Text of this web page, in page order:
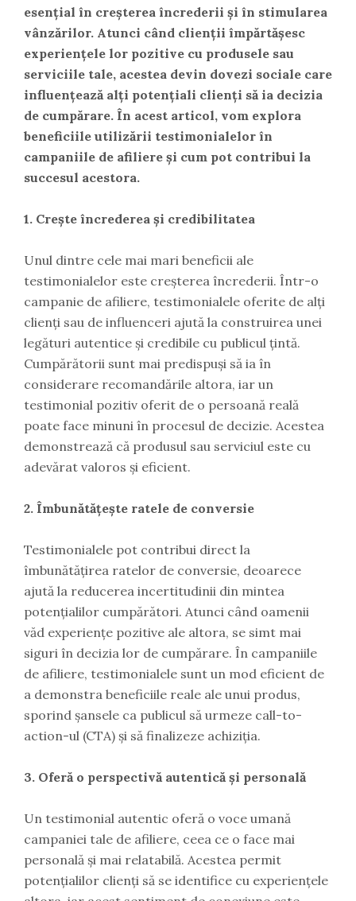
esențial în creșterea încrederii și în stimularea
vânzărilor. Atunci când clienții împărtășesc
experiențele lor pozitive cu produsele sau
serviciile tale, acestea devin dovezi sociale care
influențează alți potențiali clienți să ia decizia
de cumpărare. În acest articol, vom explora
beneficiile utilizării testimonialelor în
campaniile de afiliere și cum pot contribui la
succesul acestora.
1. Crește încrederea și credibilitatea
Unul dintre cele mai mari beneficii ale
testimonialelor este creșterea încrederii. Într-o
campanie de afiliere, testimonialele oferite de alți
clienți sau de influenceri ajută la construirea unei
legături autentice și credibile cu publicul țintă.
Cumpărătorii sunt mai predispuși să ia în
considerare recomandările altora, iar un
testimonial pozitiv oferit de o persoană reală
poate face minuni în procesul de decizie. Acestea
demonstrează că produsul sau serviciul este cu
adevărat valoros și eficient.
2. Îmbunătățește ratele de conversie
Testimonialele pot contribui direct la
îmbunătățirea ratelor de conversie, deoarece
ajută la reducerea incertitudinii din mintea
potențialilor cumpărători. Atunci când oamenii
văd experiențe pozitive ale altora, se simt mai
siguri în decizia lor de cumpărare. În campaniile
de afiliere, testimonialele sunt un mod eficient de
a demonstra beneficiile reale ale unui produs,
sporind șansele ca publicul să urmeze call-to-
action-ul (CTA) și să finalizeze achiziția.
3. Oferă o perspectivă autentică și personală
Un testimonial autentic oferă o voce umană
campaniei tale de afiliere, ceea ce o face mai
personală și mai relatabilă. Acestea permit
potențialilor clienți să se identifice cu experiențele